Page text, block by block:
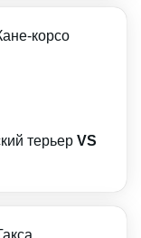
терьер VS